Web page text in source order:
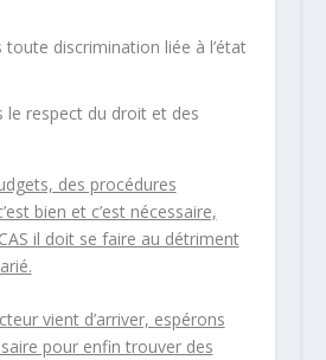
discrimination liée à l’état
le respect du droit et des
des procédures
bien et c’est nécessaire,
il doit se faire au détriment
vient d’arriver, espérons
pour enfin trouver des